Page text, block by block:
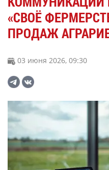
«СВОЁ
ПРОДАЖ
03 июня 2026, 09:30